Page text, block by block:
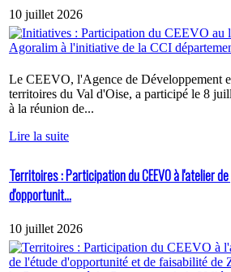
10 juillet 2026
Le CEEVO, l'Agence de Développement
territoires du Val d'Oise, a participé le 8
à la réunion de...
Lire la suite
Territoires : Participation du CEEVO à l'atelier
d'opportunit...
10 juillet 2026